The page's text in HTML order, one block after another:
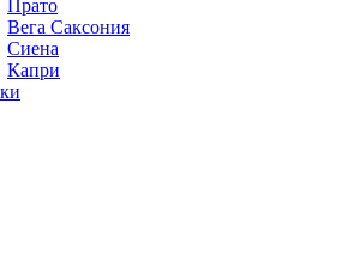
Прато
Вега Саксония
Сиена
Капри